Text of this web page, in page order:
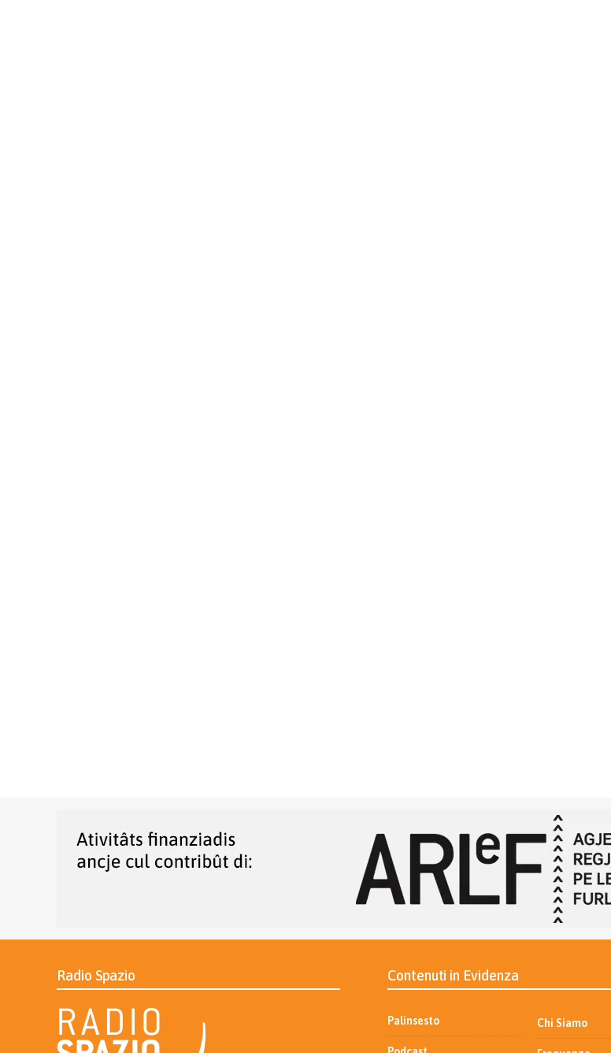
Radio Spazio Contenuti in Evidenza
Palinsesto Chi Siamo